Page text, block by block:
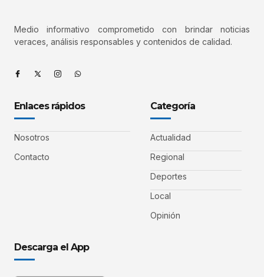
Medio informativo comprometido con brindar noticias
veraces, análisis responsables y contenidos de calidad.
Enlaces rápidos
Nosotros
Contacto
Categoría
Actualidad
Regional
Deportes
Local
Opinión
Descarga el App